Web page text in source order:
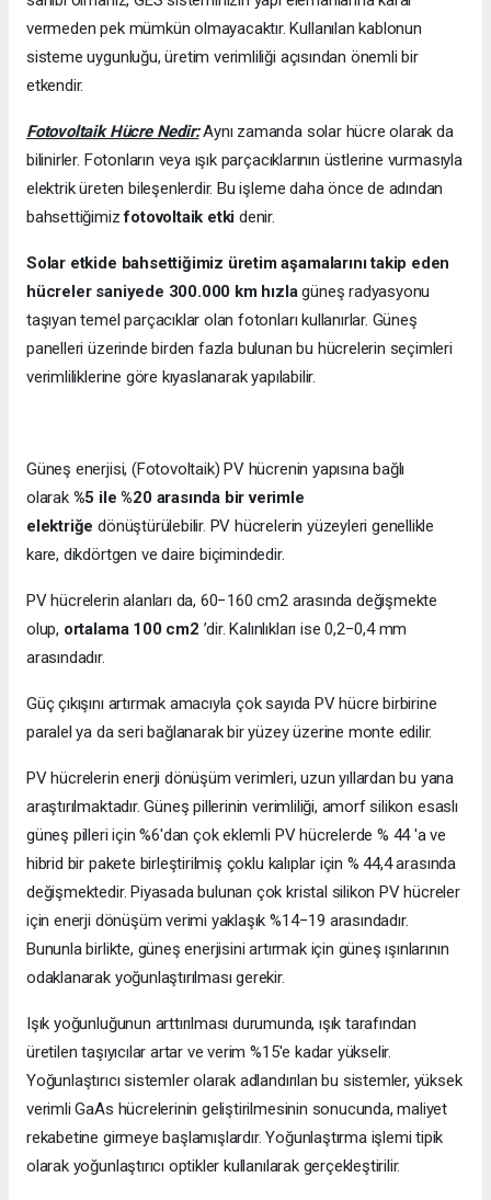
vermeden pek mümkün olmayacaktır. Kullanılan kablonun
sisteme uygunluğu, üretim verimliliği açısından önemli bir
etkendir.
Fotovoltaik Hücre Nedir:Aynı zamanda solar hücre olarak da
bilinirler. Fotonların veya ışık parçacıklarının üstlerine vurmasıyla
elektrik üreten bileşenlerdir. Bu işleme daha önce de adından
bahsettiğimizfotovoltaik etkidenir.
Solar etkide bahsettiğimiz üretim aşamalarını takip eden
hücreler saniyede 300.000 km hızlagüneş radyasyonu
taşıyan temel parçacıklar olan fotonları kullanırlar. Güneş
panelleri üzerinde birden fazla bulunan bu hücrelerin seçimleri
verimliliklerine göre kıyaslanarak yapılabilir.
Güneş enerjisi, (Fotovoltaik) PV hücrenin yapısına bağlı
olarak %5 ile %20 arasında bir verimle
elektriğedönüştürülebilir. PV hücrelerin yüzeyleri genellikle
kare, dikdörtgen ve daire biçimindedir.
PV hücrelerin alanları da, 60−160 cm2 arasında değişmekte
olup, ortalama 100 cm2 ’dir. Kalınlıkları ise 0,2−0,4 mm
arasındadır.
Güç çıkışını artırmak amacıyla çok sayıda PV hücre birbirine
paralel ya da seri bağlanarak bir yüzey üzerine monte edilir.
PV hücrelerin enerji dönüşüm verimleri, uzun yıllardan bu yana
araştırılmaktadır. Güneş pillerinin verimliliği, amorf silikon esaslı
güneş pilleri için %6'dan çok eklemli PV hücrelerde % 44 'a ve
hibrid bir pakete birleştirilmiş çoklu kalıplar için % 44,4 arasında
değişmektedir. Piyasada bulunan çok kristal silikon PV hücreler
için enerji dönüşüm verimi yaklaşık %14−19 arasındadır.
Bununla birlikte, güneş enerjisini artırmak için güneş ışınlarının
odaklanarak yoğunlaştırılması gerekir.
Işık yoğunluğunun arttırılması durumunda, ışık tarafından
üretilen taşıyıcılar artar ve verim %15'e kadar yükselir.
Yoğunlaştırıcı sistemler olarak adlandırılan bu sistemler, yüksek
verimli GaAs hücrelerinin geliştirilmesinin sonucunda, maliyet
rekabetine girmeye başlamışlardır. Yoğunlaştırma işlemi tipik
olarak yoğunlaştırıcı optikler kullanılarak gerçekleştirilir.